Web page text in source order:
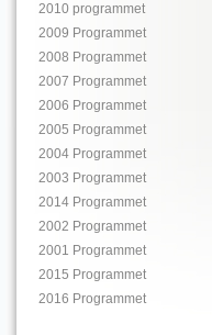
2010 programmet
2009 Programmet
2008 Programmet
2007 Programmet
2006 Programmet
2005 Programmet
2004 Programmet
2003 Programmet
2014 Programmet
2002 Programmet
2001 Programmet
2015 Programmet
2016 Programmet